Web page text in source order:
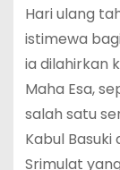
Hari ulang
istimewa
ia dilahirkan
Maha Esa,
salah satu
Kabul
Srimulat